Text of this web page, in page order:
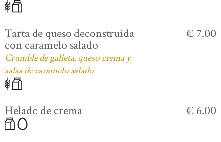
Tarta de queso deconstruida
con caramelo salado
Crumble de galleta, queso crema y
salsa de caramelo salado
€ 7.00
Helado de crema € 6.00